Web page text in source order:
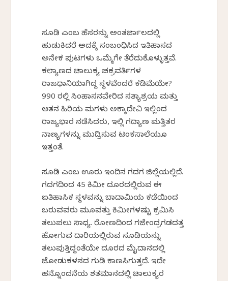
ಸೂಡಿ ಎಂಬ ಹೆಸರನ್ನು ಅಂತರ್ಜಾಲದಲ್ಲಿ
ಹುಡುಕಿದರೆ ಅದಕ್ಕೆ ಸಂಬಂಧಿಸಿದ ಇತಿಹಾಸದ
ಅನೇಕ ಪುಟಗಳು ಒಮ್ಮೆಗೇ ತೆರೆದುಕೊಳ್ಳುತ್ತವೆ.
ಕಲ್ಯಾಣದ ಚಾಲುಕ್ಯ ಚಕ್ರವರ್ತಿಗಳ
ರಾಜಧಾನಿಯಾಗಿದ್ದ ಸ್ಥಳವೆಂದರೆ ಕಡಿಮೆಯೇ?
990 ರಲ್ಲಿ ಸಿಂಹಾಸನವೇರಿದ ಸತ್ಯಾಶ್ರಯ ಮತ್ತು
ಆತನ ಹಿರಿಯ ಮಗಳು ಅಕ್ಕಾದೇವಿ ಇಲ್ಲಿಂದ
ರಾಜ್ಯಭಾರ ನಡೆಸಿದರು, ಇಲ್ಲಿ ಗದ್ಯಾಣ ಮತ್ತಿತರ
ನಾಣ್ಯಗಳನ್ನು ಮುದ್ರಿಸುವ ಟಂಕಸಾಲೆಯೂ
ಇತ್ತಂತೆ.
ಸೂಡಿ ಎಂಬ ಊರು ಇಂದಿನ ಗದಗ ಜಿಲ್ಲೆಯಲ್ಲಿದೆ.
ಗದಗದಿಂದ 45 ಕಿಮೀ ದೂರದಲ್ಲಿರುವ ಈ
ಐತಿಹಾಸಿಕ ಸ್ಥಳವನ್ನು ಬಾದಾಮಿಯ ಕಡೆಯಿಂದ
ಬರುವವರು ಮೂವತ್ತು ಕಿಮೀಗಳಷ್ಟು ಕ್ರಮಿಸಿ
ತಲುಪಲು ಸಾಧ್ಯ. ರೋಣದಿಂದ ಗಜೇಂದ್ರಗಡದತ್ತ
ಹೋಗುವ ದಾರಿಯಲ್ಲಿರುವ ಸೂಡಿಯನ್ನು
ತಲುಪುತ್ತಿದ್ದಂತೆಯೇ ದೂರದ ಮೈದಾನದಲ್ಲಿ
ಜೋಡುಕಳಸದ ಗುಡಿ ಕಾಣಸಿಗುತ್ತದೆ. ಇದೇ
ಹನ್ನೊಂದನೆಯ ಶತಮಾನದಲ್ಲಿ ಚಾಲುಕ್ಯರ